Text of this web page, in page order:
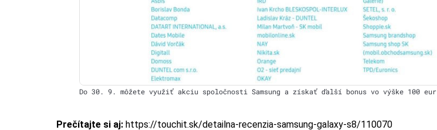
Do 30. 9. môžete využiť akciu spoločnosti Samsung a získať ďalší bonus vo výške 100 eur
Prečítajte si aj: https://touchit.sk/detailna-recenzia-samsung-galaxy-s8/110070